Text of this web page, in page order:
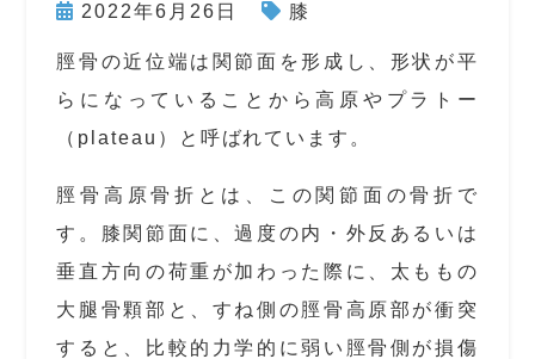
2022年6月26日 膝
脛骨の近位端は関節面を形成し、形状が平
らになっていることから高原やプラトー
（plateau）と呼ばれています。
脛骨高原骨折とは、この関節面の骨折で
す。膝関節面に、過度の内・外反あるいは
垂直方向の荷重が加わった際に、太ももの
大腿骨顆部と、すね側の脛骨高原部が衝突
すると、比較的力学的に弱い脛骨側が損傷